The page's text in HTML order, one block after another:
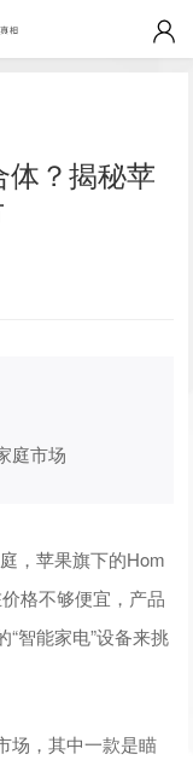
体？揭秘苹
庭市场
，苹果旗下的Hom
格不够便宜，产品
智能家电”设备来挑
场，其中一款是瞄